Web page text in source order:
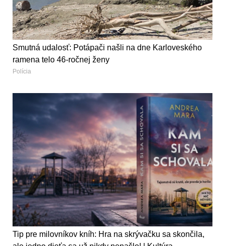
Smutná udalosť: Potápači našli na dne Karloveského
ramena telo 46-ročnej ženy
Polícia
Tip pre milovníkov kníh: Hra na skrývačku sa skončila,